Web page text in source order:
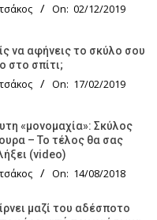
On: 02/12/2019
να αφήνεις το σκύλο σου
στο σπίτι;
On: 17/02/2019
«μονομαχία»: Σκύλος
– Το τέλος θα σας
(video)
On: 14/08/2018
μαζί του αδέσποτο